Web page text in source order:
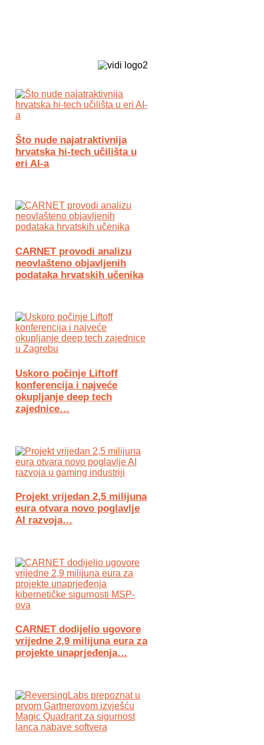
Što nude najatraktivnija
hrvatska hi-tech učilišta u
eri AI-a
CARNET provodi analizu
neovlašteno objavljenih
podataka hrvatskih učenika
Uskoro počinje Liftoff
konferencija i najveće
okupljanje deep tech
zajednice…
Projekt vrijedan 2,5 milijuna
eura otvara novo poglavlje
AI razvoja…
CARNET dodijelio ugovore
vrijedne 2,9 milijuna eura za
projekte unaprjeđenja…